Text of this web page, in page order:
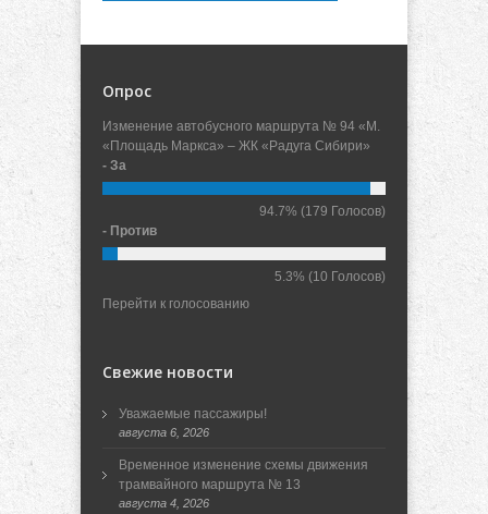
Опрос
Изменение автобусного маршрута № 94 «М.
«Площадь Маркса» – ЖК «Радуга Сибири»
- За
94.7% (179 Голосов)
- Против
5.3% (10 Голосов)
Перейти к голосованию
Свежие новости
Уважаемые пассажиры!
августа 6, 2026
Временное изменение схемы движения
трамвайного маршрута № 13
августа 4, 2026